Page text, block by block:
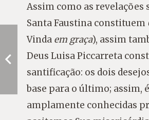
Assim como as revelações
Santa Faustina constituem
Vinda em graça), assim
Deus Luisa Piccarreta
santificação: os dois
base para o último; assim,
amplamente conhecidas